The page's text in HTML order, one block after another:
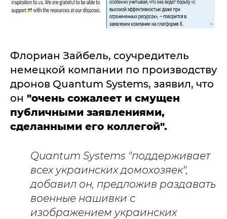
Флориан Зайбель, соучредитель
немецкой компании по производству
дронов Quantum Systems, заявил, что
он "очень сожалеет и смущен
публичными заявлениями,
сделанными его коллегой".
Quantum Systems "поддерживает
всех украинских домохозяек",
добавил он, предложив раздавать
военные нашивки с
изображением украинских